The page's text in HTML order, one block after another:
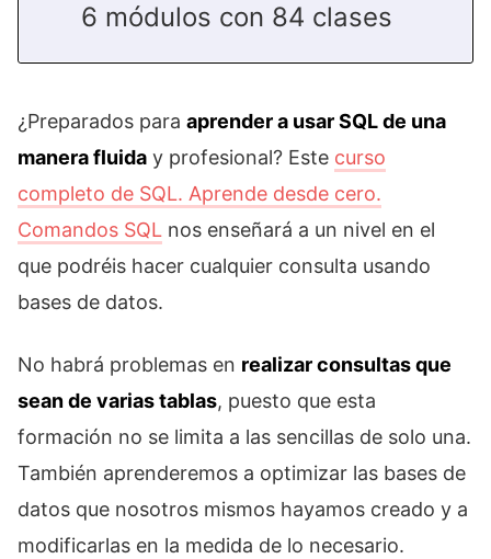
6 módulos con 84 clases
¿Preparados para aprender a usar SQL de una
manera fluida y profesional? Este curso
completo de SQL. Aprende desde cero.
Comandos SQL nos enseñará a un nivel en el
que podréis hacer cualquier consulta usando
bases de datos.
No habrá problemas en realizar consultas que
sean de varias tablas, puesto que esta
formación no se limita a las sencillas de solo una.
También aprenderemos a optimizar las bases de
datos que nosotros mismos hayamos creado y a
modificarlas en la medida de lo necesario.